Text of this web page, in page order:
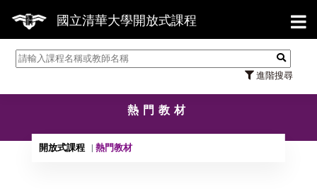
國立清華大學開放式課程
進階搜尋
【7/
熱門教材
開放式課程 熱門教材